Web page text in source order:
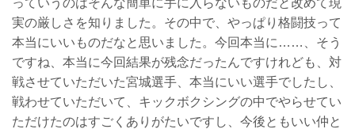
実の厳しさを知りました。その中で、やっぱり格闘技って
本当にいいものだなと思いました。今回本当に……、そう
ですね、本当に今回結果が残念だったんですけれども、対
戦させていただいた宮城選手、本当にいい選手でしたし、
戦わせていただいて、キックボクシングの中でやらせてい
ただけたのはすごくありがたいですし、今後ともいい仲と